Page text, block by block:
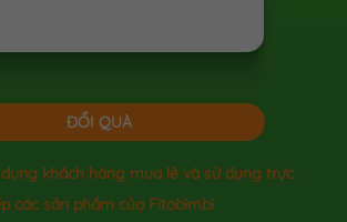
ĐỔI QUÀ
khách hàng mua lẻ và sử dụng trực
các sản phẩm của Fitobimbi